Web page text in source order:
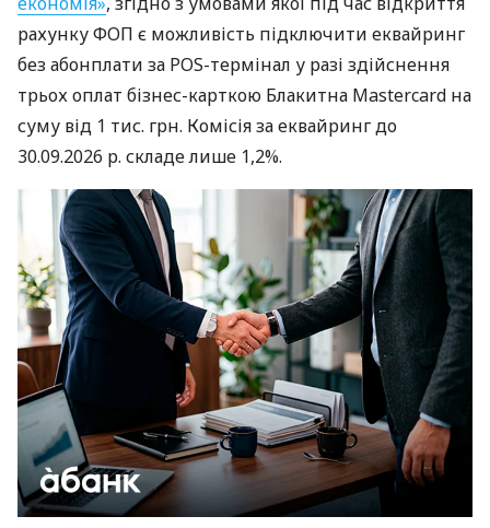
рахунку ФОП є можливість підключити еквайринг
без абонплати за POS-термінал у разі здійснення
трьох оплат бізнес-карткою Блакитна Mastercard на
суму від 1 тис. грн. Комісія за еквайринг до
30.09.2026 р. складе лише 1,2%.